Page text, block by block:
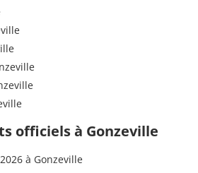
officiels à Gonzeville
à Gonzeville